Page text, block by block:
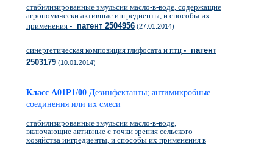
стабилизированные эмульсии масло-в-воде, содержащие
агрономически активные ингредиенты, и способы их
применения - патент 2504956 (27.01.2014)
синергетическая композиция глифосата и птц - патент
2503179 (10.01.2014)
Класс A01P1/00 Дезинфектанты; антимикробные
соединения или их смеси
стабилизированные эмульсии масло-в-воде,
включающие активные с точки зрения сельского
хозяйства ингредиенты, и способы их применения в